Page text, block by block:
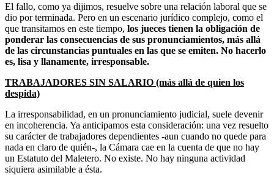
El fallo, como ya dijimos, resuelve sobre una relación laboral que se
dio por terminada. Pero en un escenario jurídico complejo, como el
que transitamos en este tiempo, los jueces tienen la obligación de
ponderar las consecuencias de sus pronunciamientos, más allá
de las circunstancias puntuales en las que se emiten. No hacerlo
es, lisa y llanamente, irresponsable.
TRABAJADORES SIN SALARIO (más allá de quien los
despida)
La irresponsabilidad, en un pronunciamiento judicial, suele devenir
en incoherencia. Ya anticipamos esta consideración: una vez resuelto
su carácter de trabajadores dependientes -aun cuando no quede para
nada en claro de quién-, la Cámara cae en la cuenta de que no hay
un Estatuto del Maletero. No existe. No hay ninguna actividad
siquiera asimilable a ésta.